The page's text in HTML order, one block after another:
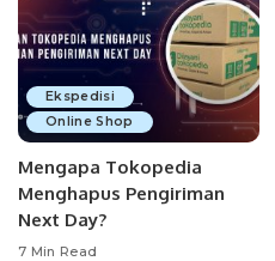
Ekspedisi
Online Shop
Mengapa Tokopedia
Menghapus Pengiriman
Next Day?
7 Min Read